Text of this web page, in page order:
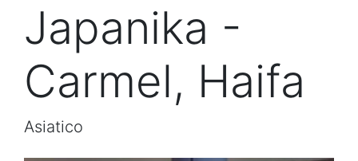
Japanika -
Carmel, Haifa
Asiatico